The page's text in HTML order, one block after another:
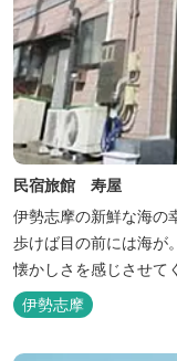
民宿旅館 寿屋
伊勢志摩の新鮮な海の
歩けば目の前には海が
懐かしさを感じさせて
伊勢志摩